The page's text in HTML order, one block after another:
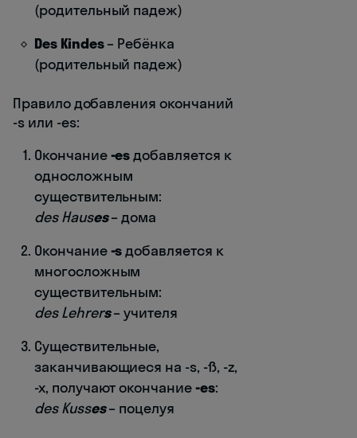
(родительный падеж)
Des Kindes– Ребёнка
(родительный падеж)
Правило добавления окончаний
-s или -es:
Окончание-esдобавляется к
односложным
существительным:
des Hauses– дома
Окончание-sдобавляется к
многосложным
существительным:
des Lehrers– учителя
Существительные,
заканчивающиеся на -s, -ß, -z,
-x, получают окончание-es:
des Kusses– поцелуя